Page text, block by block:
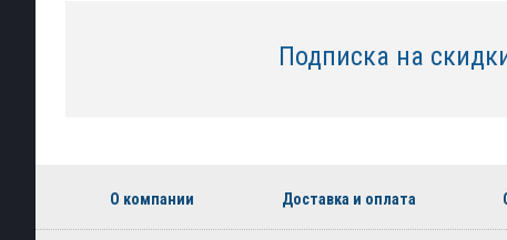
Подписка на
О компании Доставка и оплата